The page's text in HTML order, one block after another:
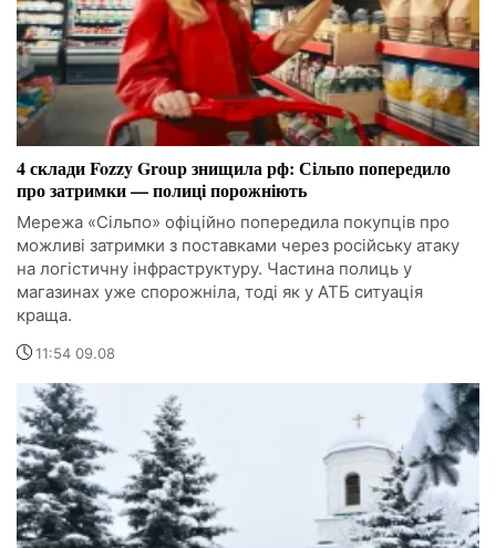
4 склади Fozzy Group знищила рф: Сільпо попередило
про затримки — полиці порожніють
Мережа «Сільпо» офіційно попередила покупців про
можливі затримки з поставками через російську атаку
на логістичну інфраструктуру. Частина полиць у
магазинах уже спорожніла, тоді як у АТБ ситуація
краща.
11:54 09.08